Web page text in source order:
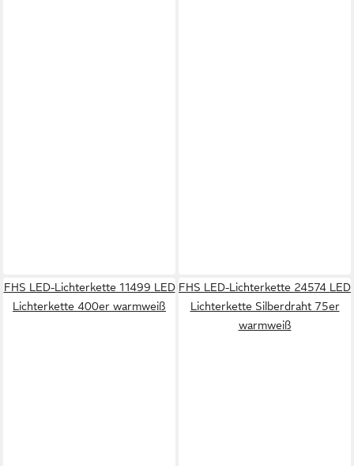
FHS LED-Lichterkette 11499 LED
Lichterkette 400er warmweiß
FHS LED-Lichterkette 24574 LED
Lichterkette Silberdraht 75er
warmweiß